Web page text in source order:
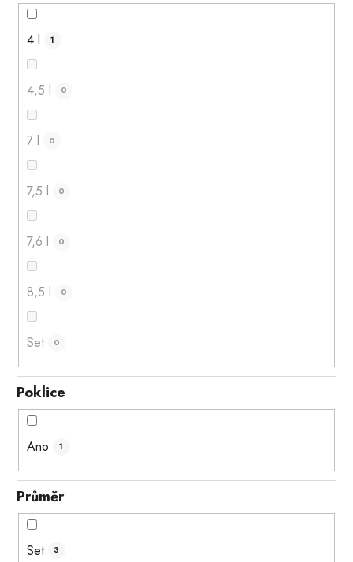
4 l 1
4,5 l 0
7 l 0
7,5 l 0
7,6 l 0
8,5 l 0
Set 0
Poklice
Ano 1
Průměr
Set 3